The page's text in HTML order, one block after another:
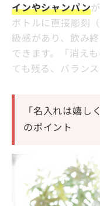
インやシャンパン
ボトルに直接彫刻
級感があり、飲み
できます。「消え
ても残る、バラン
「名入れは嬉し
のポイント